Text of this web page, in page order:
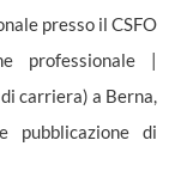
presso il CSFO
professionale |
carriera) a Berna,
pubblicazione di